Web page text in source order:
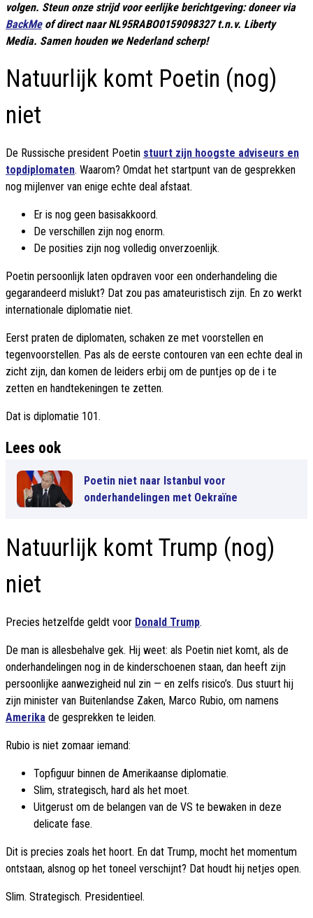
volgen. Steun onze strijd voor eerlijke berichtgeving: doneer via
BackMeof direct naar NL95RABO0159098327 t.n.v. Liberty
Media. Samen houden we Nederland scherp!
Natuurlijk komt Poetin (nog)
niet
De Russische president Poetin stuurt zijn hoogste adviseurs en
topdiplomaten. Waarom? Omdat het startpunt van de gesprekken
nog mijlenver van enige echte deal afstaat.
Er is nog geen basisakkoord.
De verschillen zijn nog enorm.
De posities zijn nog volledig onverzoenlijk.
Poetin persoonlijk laten opdraven voor een onderhandeling die
gegarandeerd mislukt? Dat zou pas amateuristisch zijn. En zo werkt
internationale diplomatie niet.
Eerst praten de diplomaten, schaken ze met voorstellen en
tegenvoorstellen. Pas als de eerste contouren van een echte deal in
zicht zijn, dan komen de leiders erbij om de puntjes op de i te
zetten en handtekeningen te zetten.
Dat is diplomatie 101.
Lees ook
Poetin niet naar Istanbul voor
onderhandelingen met Oekraïne
Natuurlijk komt Trump (nog)
niet
Precies hetzelfde geldt voor Donald Trump.
De man is allesbehalve gek. Hij weet: als Poetin niet komt, als de
onderhandelingen nog in de kinderschoenen staan, dan heeft zijn
persoonlijke aanwezigheid nul zin — en zelfs risico’s. Dus stuurt hij
zijn minister van Buitenlandse Zaken, Marco Rubio, om namens
Amerika de gesprekken te leiden.
Rubio is niet zomaar iemand:
Topfiguur binnen de Amerikaanse diplomatie.
Slim, strategisch, hard als het moet.
Uitgerust om de belangen van de VS te bewaken in deze
delicate fase.
Dit is precies zoals het hoort. En dat Trump, mocht het momentum
ontstaan, alsnog op het toneel verschijnt? Dat houdt hij netjes open.
Slim. Strategisch. Presidentieel.